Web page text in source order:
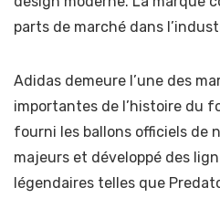
parts de marché dans
Adidas demeure l’une des
importantes de l’histoire du
fourni les ballons officiels de
majeurs et développé des
légendaires telles que